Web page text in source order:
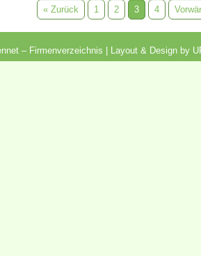
« Zurück 1 2 3 4
– Firmenverzeichnis | Layout & Design by